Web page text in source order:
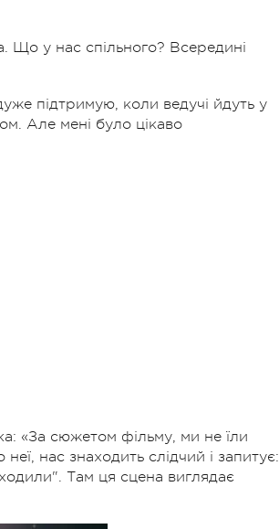
Що у нас спільного? Всередині
підтримую, коли ведучі йдуть у
Але мені було цікаво
«За сюжетом фільму, ми не їли
нас знаходить слідчий і запитує:
Там ця сцена виглядає